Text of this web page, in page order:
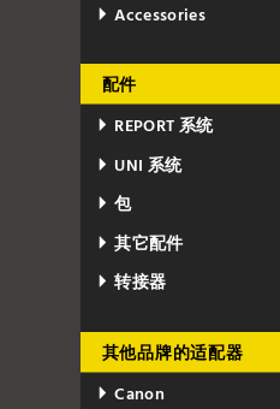
Accessories
配件
REPORT 系统
UNI 系统
包
其它配件
转接器
其他品牌的适配器
Canon